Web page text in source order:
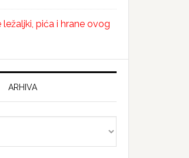
ležaljki, pića i hrane ovog
ARHIVA